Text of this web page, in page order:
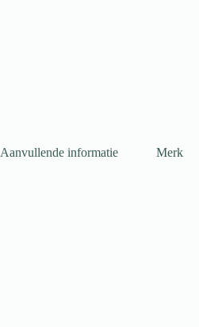
Aanvullende informatie Merk